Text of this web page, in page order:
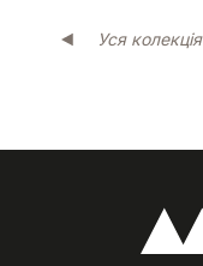
Уся колекція